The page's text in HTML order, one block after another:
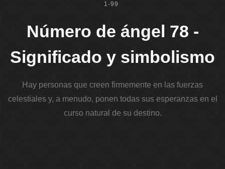
1-99
Número de ángel 78 -
Significado y simbolismo
Hay personas que creen firmemente en las fuerzas
celestiales y, a menudo, ponen todas sus esperanzas en el
curso natural de su destino.